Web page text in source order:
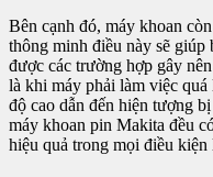
Bên cạnh đó, máy khoan
thông minh điều này sẽ giúp
được các trường hợp gây
là khi máy phải làm việc
độ cao dẫn đến hiện tượng
máy khoan pin Makita đều
hiệu quả trong mọi điều kiện